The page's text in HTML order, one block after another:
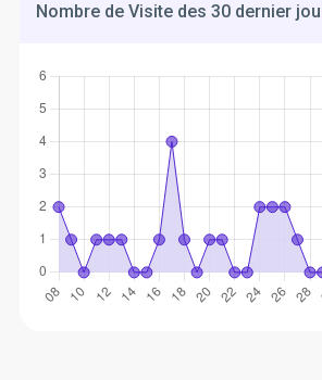
Nombre de Visite des 30 dernier